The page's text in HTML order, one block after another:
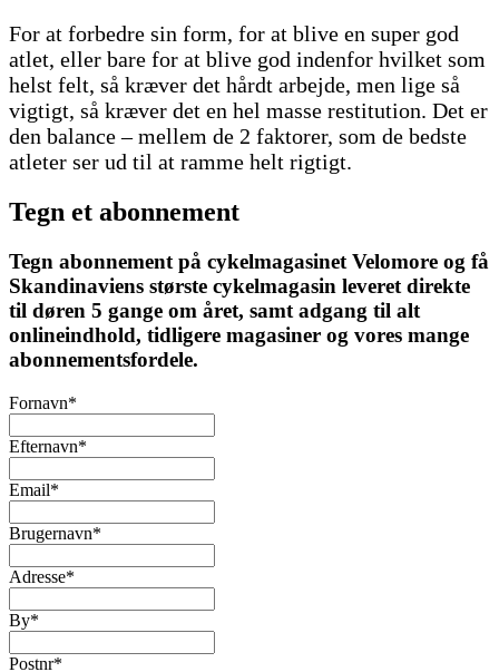
For at forbedre sin form, for at blive en super god
atlet, eller bare for at blive god indenfor hvilket som
helst felt, så kræver det hårdt arbejde, men lige så
vigtigt, så kræver det en hel masse restitution. Det er
den balance – mellem de 2 faktorer, som de bedste
atleter ser ud til at ramme helt rigtigt.
Tegn et abonnement
Tegn abonnement på cykelmagasinet Velomore og få
Skandinaviens største cykelmagasin leveret direkte
til døren 5 gange om året, samt adgang til alt
onlineindhold, tidligere magasiner og vores mange
abonnementsfordele.
Fornavn*
Efternavn*
Email*
Brugernavn*
Adresse*
By*
Postnr*